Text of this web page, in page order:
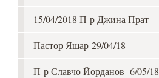
15/04/2018 П-р Джина Прат
Пастор Яшар-29/04/18
П-р Славчо Йорданов- 6/05/18